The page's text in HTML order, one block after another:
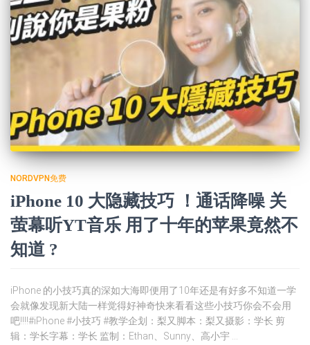
NORDVPN免费
iPhone 10 大隐藏技巧 ！通话降噪 关
萤幕听YT音乐 用了十年的苹果竟然不
知道 ?
iPhone 的小技巧真的深如大海即便用了10年还是有好多不知道一学
会就像发现新大陆一样觉得好神奇快来看看这些小技巧你会不会用
吧!!!!#iPhone #小技巧 #教学企划：梨又脚本：梨又摄影：学长 剪
辑：学长字幕：学长 监制：Ethan、Sunny、高小宇 …